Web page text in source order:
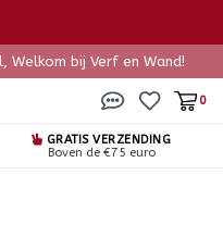
Welkom bij Verf en Wand!
0
GRATIS VERZENDING
Boven de €75 euro